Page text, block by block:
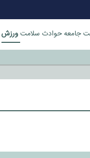
جامعهحوادث سلامتورزش
خورد